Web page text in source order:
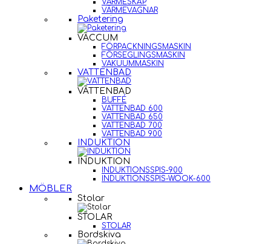
VÄRMESKÅP
VÄRMEVAGNAR
Paketering
VACCUM
FÖRPACKNINGSMASKIN
FÖRSEGLINGSMASKIN
VAKUUMMASKIN
VATTENBAD
VATTENBAD
BUFFÉ
VATTENBAD 600
VATTENBAD 650
VATTENBAD 700
VATTENBAD 900
INDUKTION
INDUKTION
INDUKTIONSSPIS-900
INDUKTIONSSPIS-WOOK-600
MÖBLER
Stolar
STOLAR
STOLAR
Bordskiva